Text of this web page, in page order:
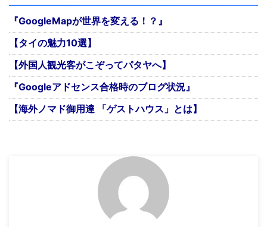
『GoogleMapが世界を変える！？』
【タイの魅力10選】
【外国人観光客がこぞってパタヤへ】
『Googleアドセンス合格時のブログ状況』
【海外ノマド御用達 「ゲストハウス」とは】